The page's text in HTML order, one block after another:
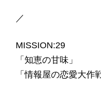
／
MISSION:29
「知恵の甘味」
「情報屋の恋愛大作